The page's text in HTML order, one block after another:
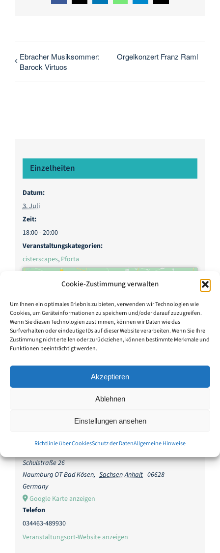
Cookie-Zustimmung verwalten
Um Ihnen ein optimales Erlebnis zu bieten, verwenden wir Technologien wie
Cookies, um Geräteinformationen zu speichern und/oder darauf zuzugreifen.
Wenn Sie diesen Technologien zustimmen, können wir Daten wie das
Surfverhalten oder eindeutige IDs auf dieser Website verarbeiten. Wenn Sie Ihre
Zustimmung nicht erteilen oder zurückziehen, können bestimmte Merkmale und
Funktionen beeinträchtigt werden.
Akzeptieren
Ablehnen
Einstellungen ansehen
Richtlinie über CookiesSchutz der DatenAllgemeine Hinweise
Mail
Ebracher Musiksommer:
Barock Virtuos
Orgelkonzert Franz Raml
Einzelheiten
Datum:
3. Juli
Zeit:
18:00 - 20:00
Veranstaltungskategorien:
cisterscapes, Pforta
Veranstaltungsort
Schulstraße 26
Naumburg OT Bad Kösen, Sachsen-Anhalt 06628
Germany
Google Karte anzeigen
Telefon
034463-489930
Veranstaltungsort-Website anzeigen
Klicke hier, um Marketing-Cookies zu
akzeptieren und diesen Inhalt zu aktivieren
Klicke hier, um Marketing-Cookies zu
akzeptieren und diesen Inhalt zu aktivieren